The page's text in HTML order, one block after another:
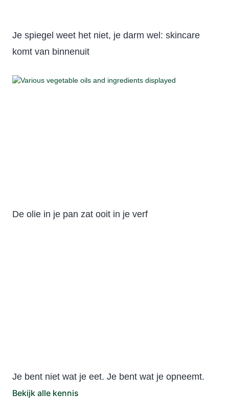
Je spiegel weet het niet, je darm wel: skincare
komt van binnenuit
De olie in je pan zat ooit in je verf
Je bent niet wat je eet. Je bent wat je opneemt.
Bekijk alle kennis